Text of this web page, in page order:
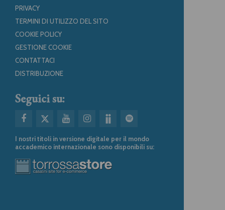
PRIVACY
TERMINI DI UTILIZZO DEL SITO
COOKIE POLICY
GESTIONE COOKIE
CONTATTACI
DISTRIBUZIONE
Seguici su:
I nostri titoli in versione digitale per il mondo
accademico internazionale sono disponibili su: